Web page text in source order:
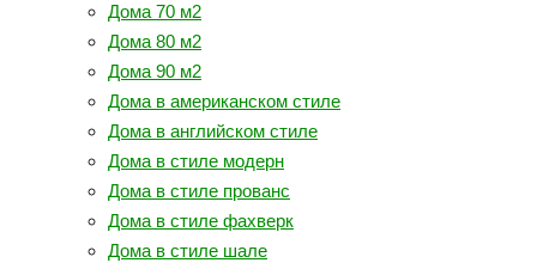
Дома 70 м2
Дома 80 м2
Дома 90 м2
Дома в американском стиле
Дома в английском стиле
Дома в стиле модерн
Дома в стиле прованс
Дома в стиле фахверк
Дома в стиле шале